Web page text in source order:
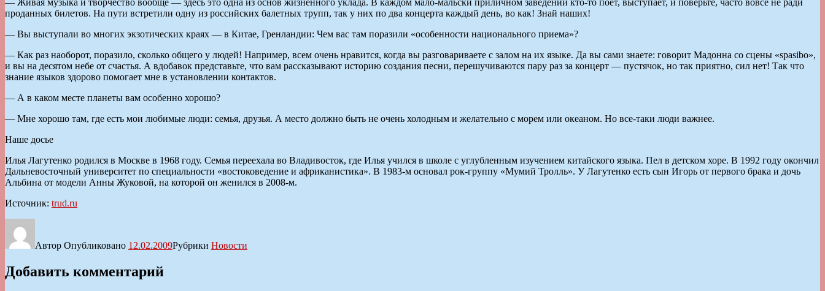
проданных билетов. На пути встретили одну из российских балетных трупп, так у них по два концерта каждый день, во как! Знай наших!
— Вы выступали во многих экзотических краях — в Китае, Гренландии: Чем вас там поразили «особенности национального приема»?
— Как раз наоборот, поразило, сколько общего у людей! Например, всем очень нравится, когда вы разговариваете с залом на их языке. Да вы сами знаете: говорит Мадонна со сцены «spasibo»,
и вы на десятом небе от счастья. А вдобавок представьте, что вам рассказывают историю создания песни, перешучиваются пару раз за концерт — пустячок, но так приятно, сил нет! Так что
знание языков здорово помогает мне в установлении контактов.
— А в каком месте планеты вам особенно хорошо?
— Мне хорошо там, где есть мои любимые люди: семья, друзья. А место должно быть не очень холодным и желательно с морем или океаном. Но все-таки люди важнее.
Наше досье
Илья Лагутенко родился в Москве в 1968 году. Семья переехала во Владивосток, где Илья учился в школе с углубленным изучением китайского языка. Пел в детском хоре. В 1992 году окончил
Дальневосточный университет по специальности «востоковедение и африканистика». В 1983-м основал рок-группу «Мумий Тролль». У Лагутенко есть сын Игорь от первого брака и дочь
Альбина от модели Анны Жуковой, на которой он женился в 2008-м.
Источник: trud.ru
Автор Опубликовано 12.02.2009Рубрики Новости
Добавить комментарий